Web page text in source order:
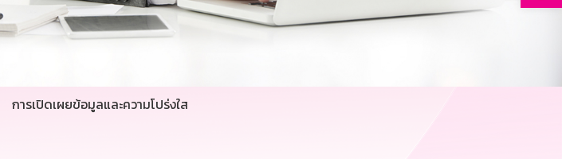
การเปิดเผยข้อมูลและความโปร่งใส